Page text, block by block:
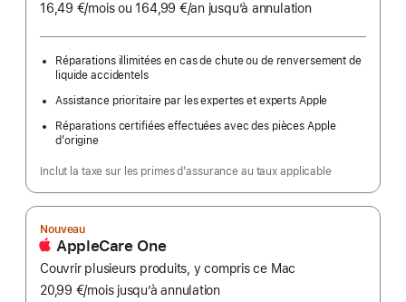
16,49 €/moispar
ou 164,99 €/an par
jusqu’à annulation
Réparations illimitées en cas de chute ou de renversement de
liquide accidentels
Assistance prioritaire par les expertes et experts Apple
Réparations certifiées effectuées avec des pièces Apple
d’origine
Inclut la taxe sur les primes d’assurance au taux applicable
Nouveau
AppleCare One
Couvrir plusieurs produits, y compris ce Mac
20,99 €/moispar
jusqu’à annulation